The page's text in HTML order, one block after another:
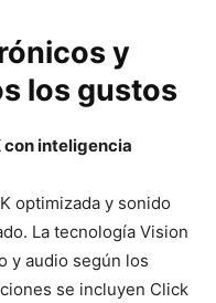
y
los gustos
con inteligencia
optimizada y sonido
La tecnología Vision
y audio según los
se incluyen Click